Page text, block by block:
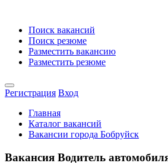
Поиск вакансий
Поиск резюме
Разместить вакансию
Разместить резюме
Регистрация Вход
Главная
Каталог вакансий
Вакансии города Бобруйск
Вакансия Водитель